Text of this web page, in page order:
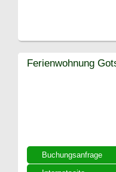
Buchungsanfrage
Ferienwohnung